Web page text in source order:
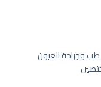
طب وجراحة العيون